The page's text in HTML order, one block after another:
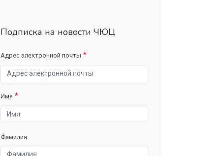
Подписка на новости ЧЮЦ
Адрес электронной почты
Имя
Фамилия